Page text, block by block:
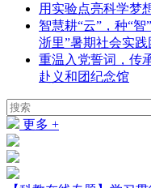
用实验点亮科学梦
智慧耕“云”，种“
浙里”暑期社会实
重温入党誓词，传
赴义和团纪念馆
更多 +